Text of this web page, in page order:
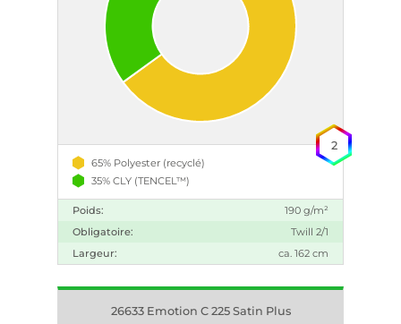
65% Polyester (recyclé)
35% CLY (TENCEL™)
Poids:
190 g/m²
Obligatoire:
Twill 2/1
Largeur:
ca. 162 cm
2
26633 Emotion C 225 Satin Plus